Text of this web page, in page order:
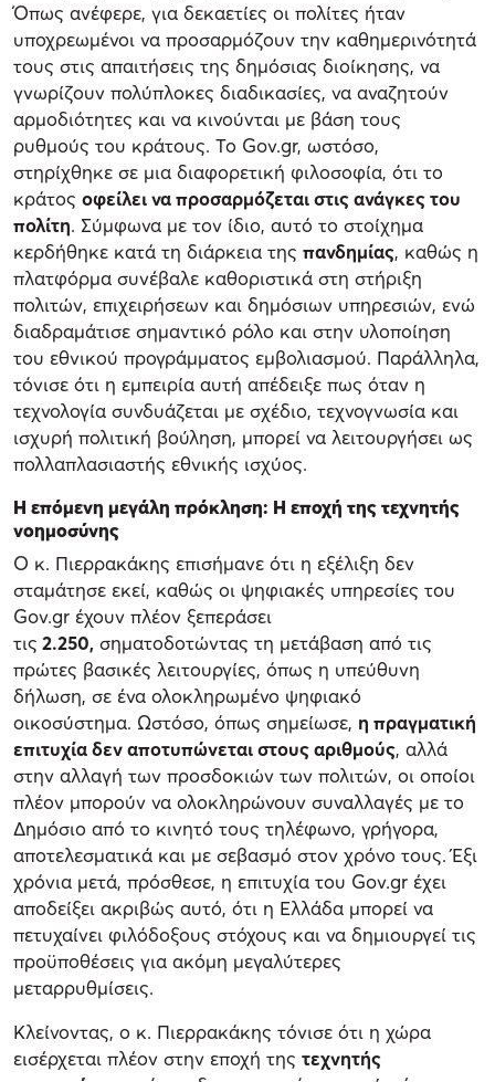
Όπως ανέφερε, για δεκαετίες οι πολίτες ήταν
υποχρεωμένοι να προσαρμόζουν την καθημερινότητά
τους στις απαιτήσεις της δημόσιας διοίκησης, να
γνωρίζουν πολύπλοκες διαδικασίες, να αναζητούν
αρμοδιότητες και να κινούνται με βάση τους
ρυθμούς του κράτους. Το Gov.gr, ωστόσο,
στηρίχθηκε σε μια διαφορετική φιλοσοφία, ότι το
κράτος οφείλει να προσαρμόζεται στις ανάγκες του
πολίτη. Σύμφωνα με τον ίδιο, αυτό το στοίχημα
κερδήθηκε κατά τη διάρκεια της πανδημίας, καθώς η
πλατφόρμα συνέβαλε καθοριστικά στη στήριξη
πολιτών, επιχειρήσεων και δημόσιων υπηρεσιών, ενώ
διαδραμάτισε σημαντικό ρόλο και στην υλοποίηση
του εθνικού προγράμματος εμβολιασμού. Παράλληλα,
τόνισε ότι η εμπειρία αυτή απέδειξε πως όταν η
τεχνολογία συνδυάζεται με σχέδιο, τεχνογνωσία και
ισχυρή πολιτική βούληση, μπορεί να λειτουργήσει ως
πολλαπλασιαστής εθνικής ισχύος.
Η επόμενη μεγάλη πρόκληση: Η εποχή της τεχνητής
νοημοσύνης
Ο κ. Πιερρακάκης επισήμανε ότι η εξέλιξη δεν
σταμάτησε εκεί, καθώς οι ψηφιακές υπηρεσίες του
Gov.gr έχουν πλέον ξεπεράσει
τις 2.250, σηματοδοτώντας τη μετάβαση από τις
πρώτες βασικές λειτουργίες, όπως η υπεύθυνη
δήλωση, σε ένα ολοκληρωμένο ψηφιακό
οικοσύστημα. Ωστόσο, όπως σημείωσε, η πραγματική
επιτυχία δεν αποτυπώνεται στους αριθμούς, αλλά
στην αλλαγή των προσδοκιών των πολιτών, οι οποίοι
πλέον μπορούν να ολοκληρώνουν συναλλαγές με το
Δημόσιο από το κινητό τους τηλέφωνο, γρήγορα,
αποτελεσματικά και με σεβασμό στον χρόνο τους. Έξι
χρόνια μετά, πρόσθεσε, η επιτυχία του Gov.gr έχει
αποδείξει ακριβώς αυτό, ότι η Ελλάδα μπορεί να
πετυχαίνει φιλόδοξους στόχους και να δημιουργεί τις
προϋποθέσεις για ακόμη μεγαλύτερες
μεταρρυθμίσεις.
Κλείνοντας, ο κ. Πιερρακάκης τόνισε ότι η χώρα
εισέρχεται πλέον στην εποχή της τεχνητής